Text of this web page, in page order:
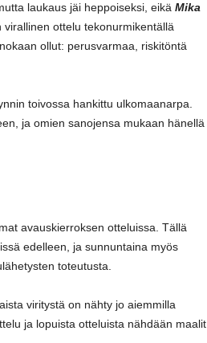
laukaus jäi heppoiseksi, eikä Mika
ottelu tekonurmikentällä
ollut: perusvarmaa, riskitöntä
toivossa hankittu ulkomaanarpa.
ja omien sanojensa mukaan hänellä
avauskierroksen otteluissa. Tällä
edelleen, ja sunnuntaina myös
toteutusta.
viritystä on nähty jo aiemmilla
ja lopuista otteluista nähdään maalit